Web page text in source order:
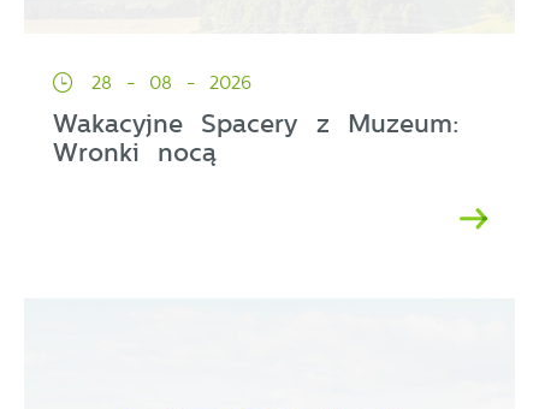
28 - 08 - 2026
Wakacyjne Spacery z Muzeum:
Wronki nocą